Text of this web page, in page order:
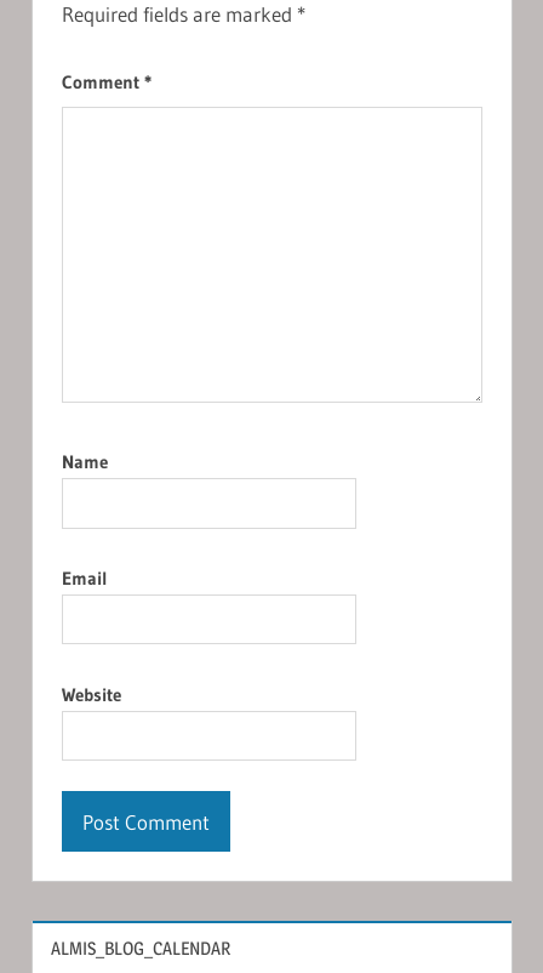
Required fields are marked *
Comment *
Name
Email
Website
ALMIS_BLOG_CALENDAR